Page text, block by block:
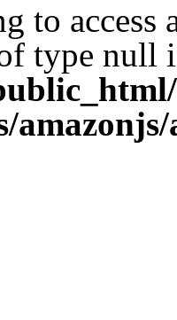
to access
type null